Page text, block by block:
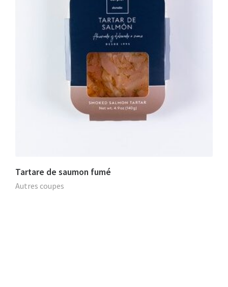
Tartare de saumon fumé
Autres coupes